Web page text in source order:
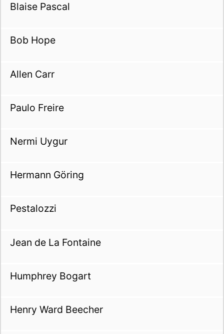
Blaise Pascal
Bob Hope
Allen Carr
Paulo Freire
Nermi Uygur
Hermann Göring
Pestalozzi
Jean de La Fontaine
Humphrey Bogart
Henry Ward Beecher